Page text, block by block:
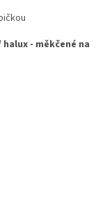
- měkčené na